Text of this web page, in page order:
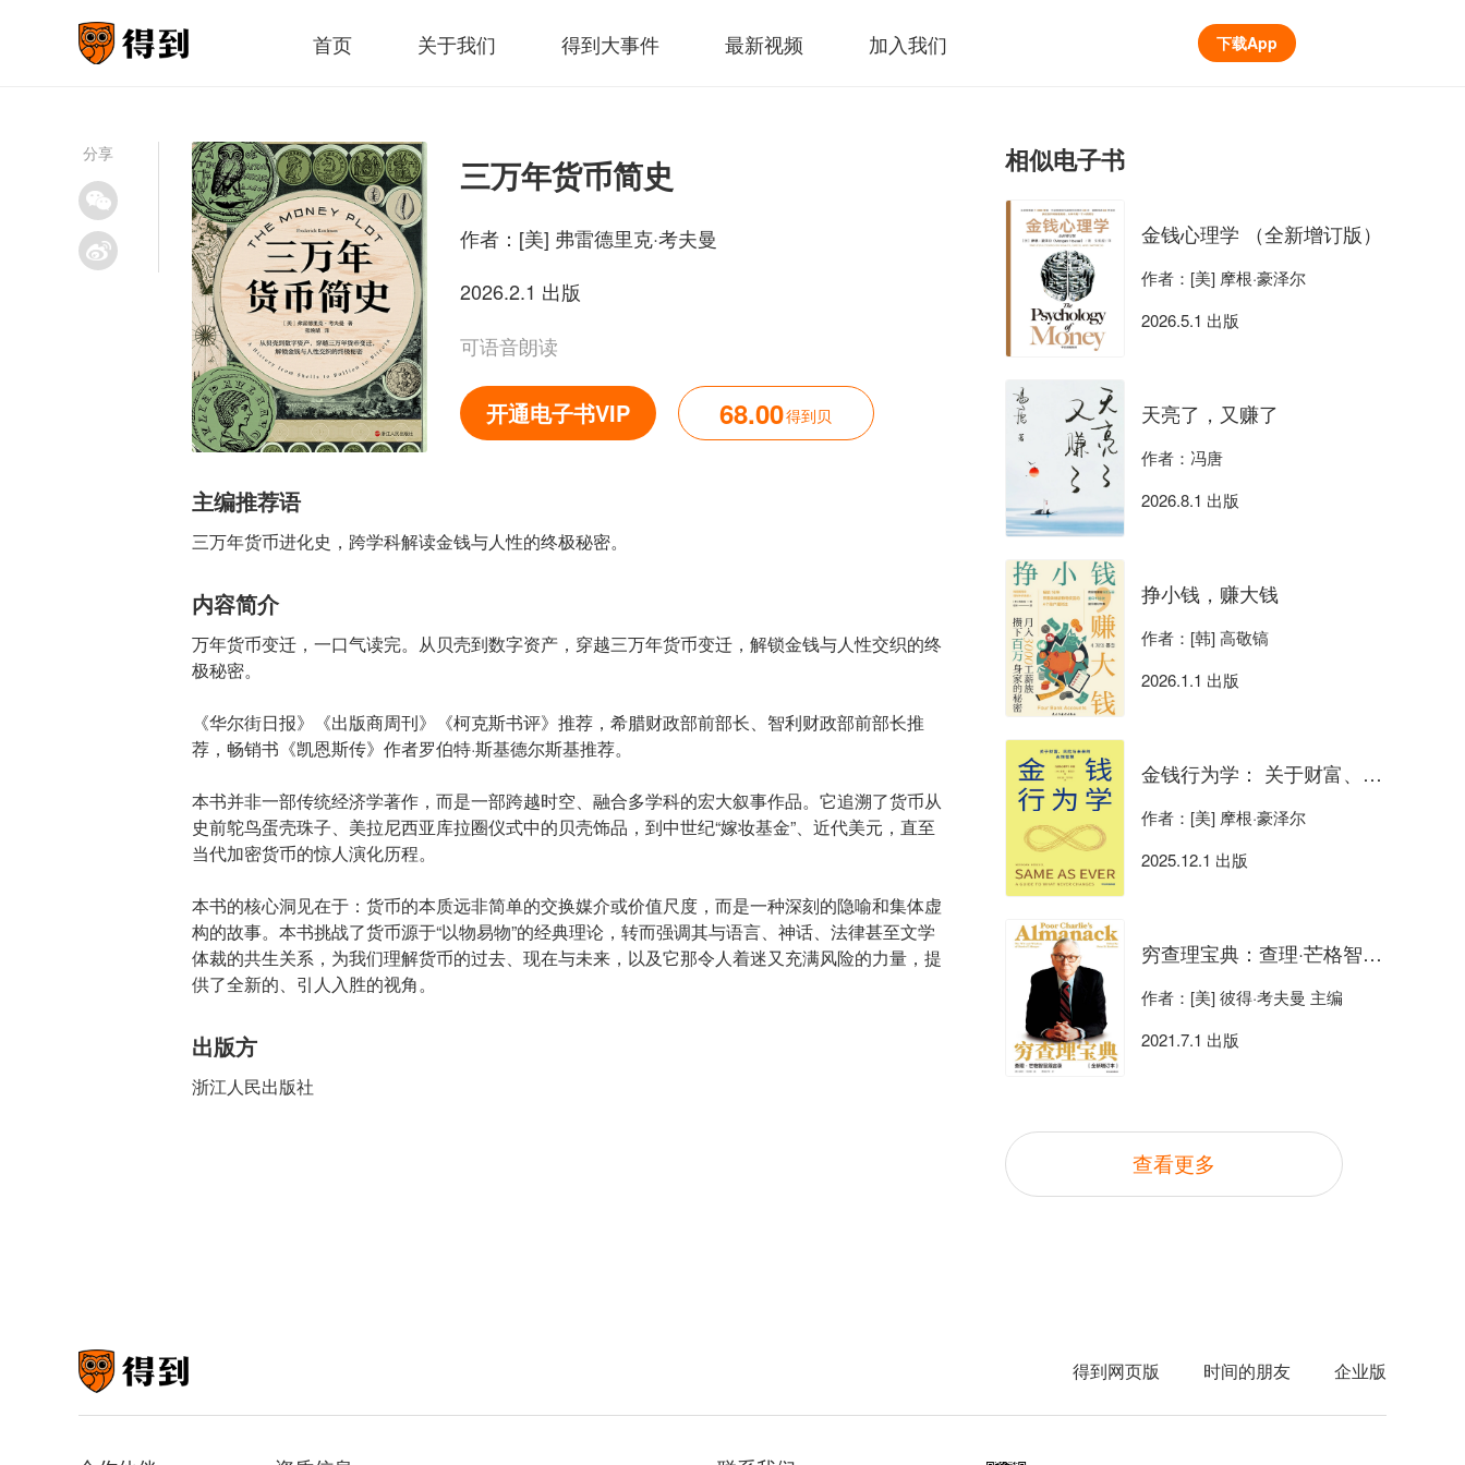
首页 关于我们 得到大事件 最新视频 加入我们 下载App
分享
三万年货币简史
作者： [美] 弗雷德里克·考夫曼
2026.2.1 出版
可语音朗读
开通电子书VIP 68.00得到贝
主编推荐语
三万年货币进化史，跨学科解读金钱与人性的终极秘密。
内容简介
万年货币变迁，一口气读完。从贝壳到数字资产，穿越三万年货币变迁，解锁金钱与人性交织的终
极秘密。
《华尔街日报》《出版商周刊》《柯克斯书评》推荐，希腊财政部前部长、智利财政部前部长推
荐，畅销书《凯恩斯传》作者罗伯特·斯基德尔斯基推荐。
本书并非一部传统经济学著作，而是一部跨越时空、融合多学科的宏大叙事作品。它追溯了货币从
史前鸵鸟蛋壳珠子、美拉尼西亚库拉圈仪式中的贝壳饰品，到中世纪“嫁妆基金”、近代美元，直至
当代加密货币的惊人演化历程。
本书的核心洞见在于：货币的本质远非简单的交换媒介或价值尺度，而是一种深刻的隐喻和集体虚
构的故事。本书挑战了货币源于“以物易物”的经典理论，转而强调其与语言、神话、法律甚至文学
体裁的共生关系，为我们理解货币的过去、现在与未来，以及它那令人着迷又充满风险的力量，提
供了全新的、引人入胜的视角。
出版方
浙江人民出版社
相似电子书
金钱心理学 （全新增订版）
作者：[美] 摩根·豪泽尔
2026.5.1 出版
天亮了，又赚了
作者：冯唐
2026.8.1 出版
挣小钱，赚大钱
作者：[韩] 高敬镐
2026.1.1 出版
金钱行为学： 关于财富、风险与未来的永恒智慧
作者：[美] 摩根·豪泽尔
2025.12.1 出版
穷查理宝典：查理·芒格智慧箴言录（全新增订本）
作者：[美] 彼得·考夫曼 主编
2021.7.1 出版
查看更多
得到网页版 时间的朋友 企业版